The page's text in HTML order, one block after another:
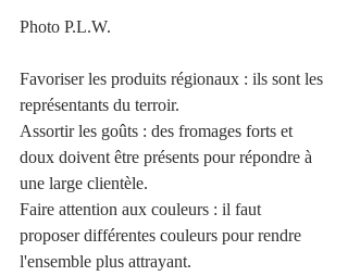
Photo P.L.W.
Favoriser les produits régionaux : ils sont les
représentants du terroir.
Assortir les goûts : des fromages forts et
doux doivent être présents pour répondre à
une large clientèle.
Faire attention aux couleurs : il faut
proposer différentes couleurs pour rendre
l'ensemble plus attrayant.